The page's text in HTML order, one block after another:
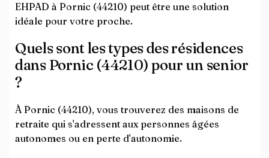
EHPAD à Pornic (44210) peut être une solution
idéale pour votre proche.
Quels sont les types des résidences
dans Pornic (44210) pour un senior
?
À Pornic (44210), vous trouverez des maisons de
retraite qui s'adressent aux personnes âgées
autonomes ou en perte d'autonomie.